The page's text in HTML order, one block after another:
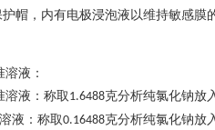
帽，内有电极浸泡液以维持敏感膜
液：
溶液：称取 1.6488克分析纯氯化钠放
液：称取0.16488克分析纯氯化钠放